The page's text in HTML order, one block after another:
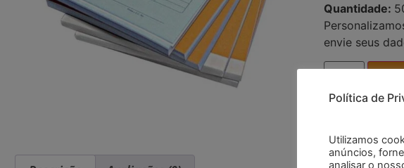
Quantidade:
envie seus
Categorias
Política de
Utilizamos
anúncios,
analisar o